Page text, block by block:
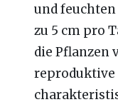
und
zu 5 cm pro
die Pflanzen
reproduktive